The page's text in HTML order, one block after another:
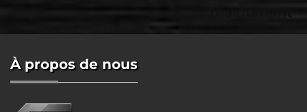
À propos de nous